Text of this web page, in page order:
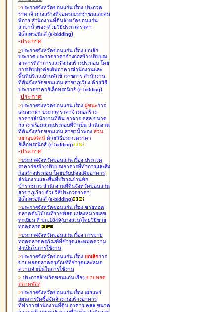
>ประกาศจังหวัดขอนแก่น เรื่อง ประกวด
ราคาจ้างก่อสร้างที่จอดรถประชาชนและคน
พิการ สำนักงานที่ดินจังหวัดขอนแก่น
สาขาน้ำพอง ด้วยวิธีประกวดราคา
อิเล็กทรอนิกส์ (e-bidding)
-ประกาศ
>ประกาศจังหวัดขอนแก่น เรื่อง ยกเลิก
ประกาศ ประกวดราคาจ้างก่อสร้างปรับปรุง
อาคารที่ทำการและสิ่งก่อสร้างประกอบ โดย
การปรับปรุงต่อเติมอาคารสำนักงานและ
พื้นที่บริเวณบ้านพักข้าราชการ สำนักงาน
ที่ดินจังหวัดขอนแก่น สาขาภูเวียง ด้วยวิธี
ประกวดราคาอิเล็กทรอนิกส์ (e-bidding)
-ประกาศ
>ประกาศจังหวัดขอนแก่น เรื่อง ผู้ชนะการ
เสนอราคา ประกวดราคาจ้างก่อสร้าง
อาคารสำนักงานที่ดิน อาคาร คสล.ขนาด
กลาง พร้อมส่วนประกอบที่จำเป็น สำนักงาน
ที่ดินจังหวัดขอนแก่น สาขาน้ำพอง ส่วน
แยกอุบลรัตน์ ด้วยวิธีประกวดราคา
อิเล็กทรอนิกส์ (e-bidding)
-ประกาศ
>ประกาศจังหวัดขอนแก่น เรื่อง ประกวด
ราคาก่อสร้างปรับปรุงอาคารที่ทำการและสิ่ง
ก่อสร้างประกอบ โดยปรับปรุง่อเติมอาคาร
สำนักงานและพื้นที่บริเวณบ้านพัก
ข้าราชการ สำนักงานที่ดินจังหวัดขอนแก่น
สาขาภูเวียง ด้วยวิธีประกวดราคา
อิเล็กทรอนิกส์ (e-bidding)
>ประกาศจังหวัดขอนแก่น เรื่อง ขายทอด
ตลาดต้นไม้บนที่ราชพัสดุ แปลงหมายเลข
ทะเบียน ที่ ขก.1849(บางส่วน)โดยวิธีขาย
ทอดตลาด
>ประกาศจังหวัดขอนแก่น เรื่อง การขาย
ทอดตลาดครุภัณฑ์ที่ชำรุดและหมดความ
จำเป็นในการใช้งาน
>ประกาศจังหวัดขอนแก่น เรื่อง ยกเลิกการ
ขายทอดตลาดครุภัณฑ์ที่ชำรุดและหมด
ความจำเป็นในการใช้งาน
> ประกาศจังหวัดขอนแก่น เรื่อง ขายทอด
ตลาดพัสดุ
>ประกาศจังหวัดขอนแก่น เรื่อง เผยแพร่
แผนการจัดซื้อจัดจ้าง ก่อสร้างอาคาร
ที่ทำการสำนักงานที่ดิน อาคาร คสล.ขนาด